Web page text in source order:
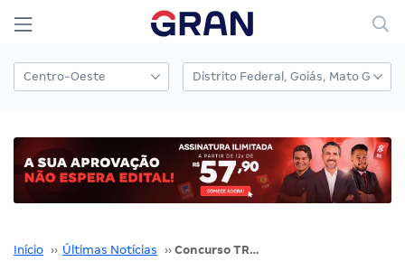
Início ›› Últimas Notícias ›› Concurso TRF4: SIMULADO GRATUITO AQUI! Prepare-se!